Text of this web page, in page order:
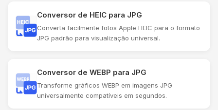
Conversor de HEIC para JPG
Converta facilmente fotos Apple HEIC para o formato
JPG padrão para visualização universal.
Conversor de WEBP para JPG
Transforme gráficos WEBP em imagens JPG
universalmente compatíveis em segundos.